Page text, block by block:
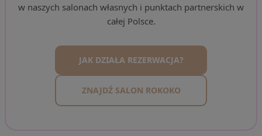
w naszych salonach własnych i punktach partnerskich w
całej Polsce.
JAK DZIAŁA REZERWACJA?
ZNAJDŹ SALON ROKOKO